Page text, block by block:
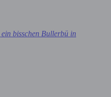
ein bisschen Bullerbü in